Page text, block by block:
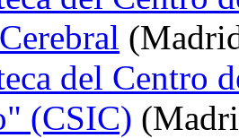
del Centro
(CSIC)